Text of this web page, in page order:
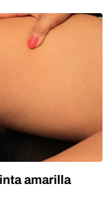
amarilla